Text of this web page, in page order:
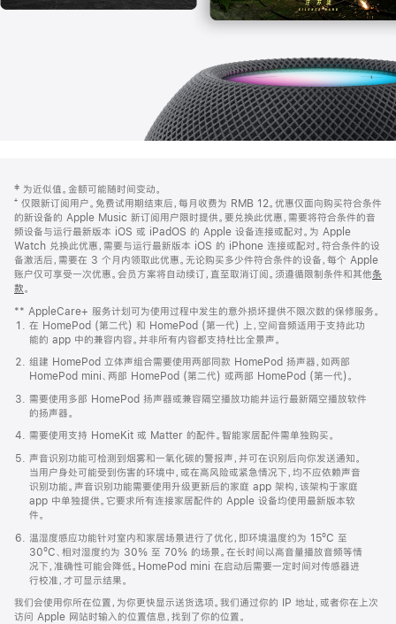
页
页
脚
注
‡ 为近似值。金额可能随时间变动。
⁺ 仅限新订阅用户。免费试用期结束后，每月收费为 RMB 12。优惠仅面向购买符合条件
的新设备的 Apple Music 新订阅用户限时提供。要兑换此优惠，需要将符合条件的音
频设备与运行最新版本 iOS 或 iPadOS 的 Apple 设备连接或配对。为 Apple
Watch 兑换此优惠，需要与运行最新版本 iOS 的 iPhone 连接或配对。符合条件的设
备激活后，需要在 3 个月内领取此优惠。无论购买多少件符合条件的设备，每个 Apple
账户仅可享受一次优惠。会员方案将自动续订，直至取消订阅。须遵循限制条件和其他条
款。
窗
口
中
打
开)
** AppleCare+ 服务计划可为使用过程中发生的意外损坏提供不限次数的保修服务。
在 HomePod (第二代) 和 HomePod (第一代) 上，空间音频适用于支持此功
能的 app 中的兼容内容。并非所有内容都支持杜比全景声。
组建 HomePod 立体声组合需要使用两部同款 HomePod 扬声器，如两部
HomePod mini、两部 HomePod (第二代) 或两部 HomePod (第一代)。
需要使用多部 HomePod 扬声器或兼容隔空播放功能并运行最新隔空播放软件
的扬声器。
需要使用支持 HomeKit 或 Matter 的配件。智能家居配件需单独购买。
声音识别功能可检测到烟雾和一氧化碳的警报声，并可在识别后向你发送通知。
当用户身处可能受到伤害的环境中，或在高风险或紧急情况下，均不应依赖声音
识别功能。声音识别功能需要使用升级更新后的家庭 app 架构，该架构于家庭
app 中单独提供。它要求所有连接家居配件的 Apple 设备均使用最新版本软
件。
温湿度感应功能针对室内和家居场景进行了优化，即环境温度约为 15ºC 至
30ºC、相对湿度约为 30% 至 70% 的场景。在长时间以高音量播放音频等情
况下，准确性可能会降低。HomePod mini 在启动后需要一定时间对传感器进
行校准，才可显示结果。
我们会使用你所在位置，为你更快显示送货选项。我们通过你的 IP 地址，或者你在上次
访问 Apple 网站时输入的位置信息，找到了你的位置。